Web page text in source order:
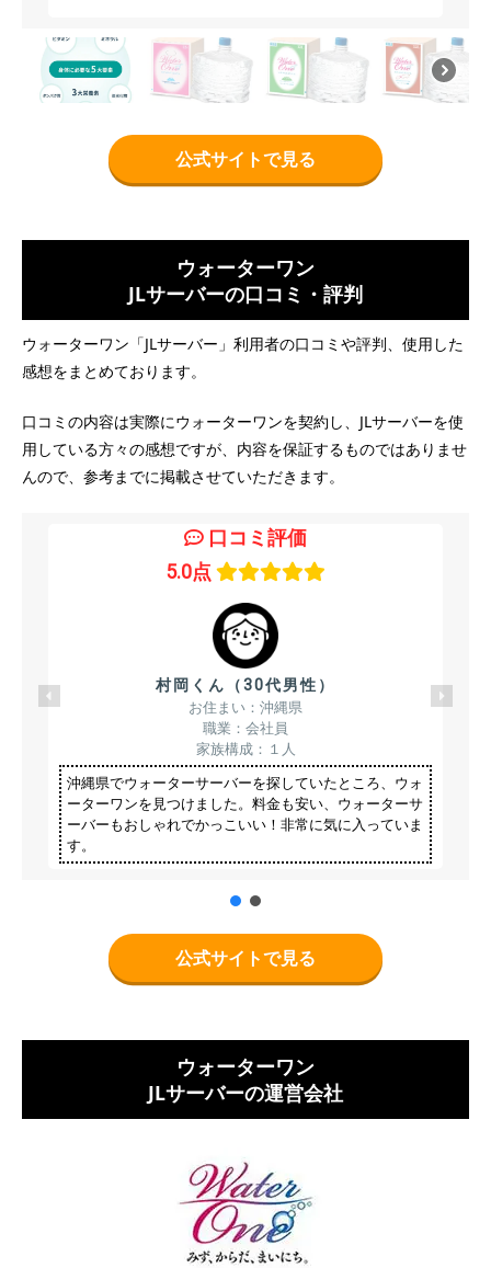
公式サイトで見る
ウォーターワン
JLサーバーの口コミ・評判
ウォーターワン「JLサーバー」利用者の口コミや評判、使用した
感想をまとめております。
口コミの内容は実際にウォーターワンを契約し、JLサーバーを使
用している方々の感想ですが、内容を保証するものではありませ
んので、参考までに掲載させていただきます。
口コミ評価
5.0点
村岡くん（30代男性）
お住まい：沖縄県
職業：会社員
家族構成：１人
沖縄県でウォーターサーバーを探していたところ、ウォ
ーターワンを見つけました。料金も安い、ウォーターサ
ーバーもおしゃれでかっこいい！非常に気に入っていま
す。
公式サイトで見る
ウォーターワン
JLサーバーの運営会社